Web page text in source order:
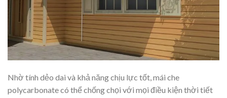
Nhờ tính dẻo dai và khả năng chịu lực tốt, mái che
polycarbonate có thể chống chọi với mọi điều kiện thời tiết